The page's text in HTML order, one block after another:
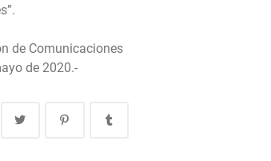
de Comunicaciones
de 2020.-